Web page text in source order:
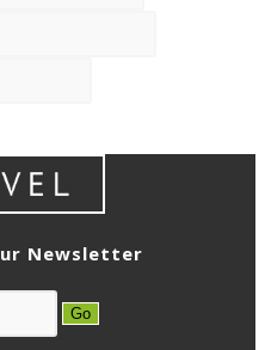
Newsletter
Go